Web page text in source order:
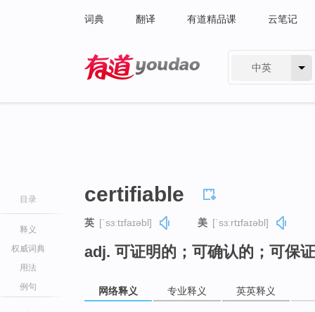
词典 翻译 有道精品课 云笔记
中英
目录
释义
权威词典
用法
例句
certifiable
英 [ˈsɜːtɪfaɪəbl] 美 [ˈsɜːrtɪfaɪəbl]
adj. 可证明的；可确认的；可保
网络释义 专业释义 英英释义